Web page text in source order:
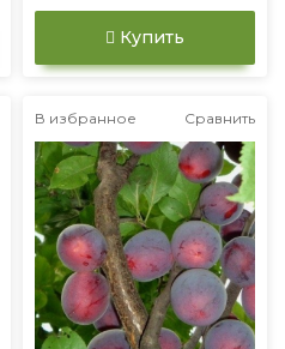
Купить
В избранное Сравнить